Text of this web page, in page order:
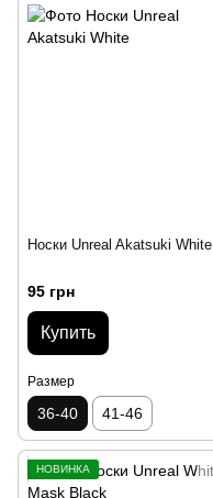
Носки Unreal Akatsuki White
95 грн
Купить
Размер
36-40 41-46
НОВИНКА